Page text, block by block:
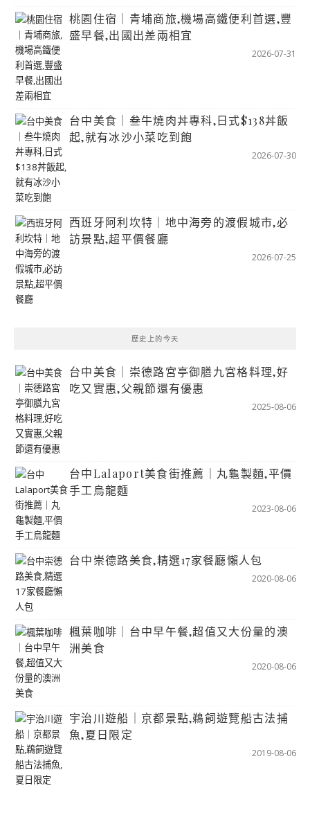
桃園住宿｜青埔商旅,機場高鐵便利首選,豐
盛早餐,出國出差兩相宜
2026-07-31
台中美食｜叁牛燒肉丼專科,日式$138丼飯
起,就有冰沙小菜吃到飽
2026-07-30
西班牙阿利坎特｜地中海旁的渡假城市,必
訪景點,超平價餐廳
2026-07-25
歷史上的今天
台中美食｜崇德路宮亭御膳九宮格料理,好
吃又實惠,父親節還有優惠
2025-08-06
台中Lalaport美食街推薦｜丸龜製麵,平價
手工烏龍麵
2023-08-06
台中崇德路美食,精選17家餐廳懶人包
2020-08-06
楓葉咖啡｜台中早午餐,超值又大份量的澳
洲美食
2020-08-06
宇治川遊船｜京都景點,鵜飼遊覽船古法捕
魚,夏日限定
2019-08-06